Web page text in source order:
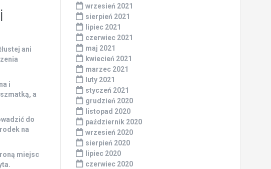
ani
i
a
do
na
miejsc
wrzesień 2021
sierpień 2021
lipiec 2021
czerwiec 2021
maj 2021
kwiecień 2021
marzec 2021
luty 2021
styczeń 2021
grudzień 2020
listopad 2020
październik 2020
wrzesień 2020
sierpień 2020
lipiec 2020
czerwiec 2020